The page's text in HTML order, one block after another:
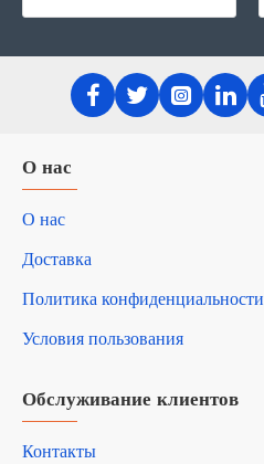
О нас
О нас
Доставка
Политика конфиденциальности
Условия пользования
Обслуживание клиентов
Контакты